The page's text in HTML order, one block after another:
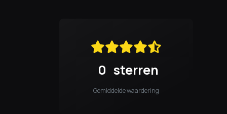
0 sterren
Gemiddelde waardering